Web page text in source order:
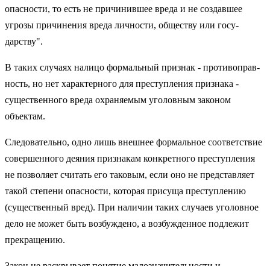
опасности, то есть не причинившее вреда и не создавшее
угрозы причинения вреда личности, обществу или госу­
дарству".
В таких случаях налицо формальный признак - противоправ­
ность, но нет характерного для преступления признака -
существен­ного вреда охраняемым уголовным законом
объектам.
Следовательно, одно лишь внешнее формальное соответствие
совершенного деяния признакам конкретного преступления
не поз­воляет считать его таковым, если оно не представляет
такой степе­ни опасности, которая присуща преступлению
(существенный вред). При наличии таких случаев уголовное
дело не может быть возбуж­дено, а возбужденное подлежит
прекращению.